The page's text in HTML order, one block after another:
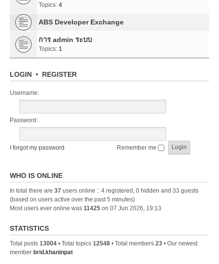
Topics: 4
ABS Developer Exchange
การ admin ระบบ
Topics: 1
LOGIN • REGISTER
Username:
Password:
I forgot my password Remember me
WHO IS ONLINE
In total there are 37 users online :: 4 registered, 0 hidden and 33 guests
(based on users active over the past 5 minutes)
Most users ever online was 11425 on 07 Jun 2026, 19:13
STATISTICS
Total posts 13004 • Total topics 12548 • Total members 23 • Our newest
member brid.khaninpat